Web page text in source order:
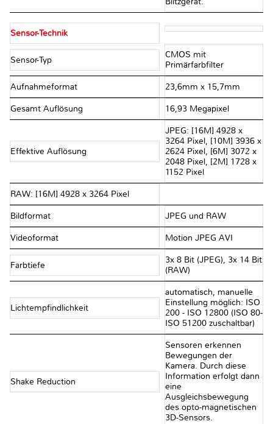
Sensor-Technik
Sensor-Typ
CMOS mit
Primärfarbfilter
Aufnahmeformat 23,6mm x 15,7mm
Gesamt Auflösung 16,93 Megapixel
Effektive Auflösung
JPEG: [16M] 4928 x
3264 Pixel, [10M] 3936 x
2624 Pixel, [6M] 3072 x
2048 Pixel, [2M] 1728 x
1152 Pixel
RAW: [16M] 4928 x 3264 Pixel
Bildformat JPEG und RAW
Videoformat Motion JPEG AVI
Farbtiefe
3x 8 Bit (JPEG), 3x 14 Bit
(RAW)
Lichtempfindlichkeit
automatisch, manuelle
Einstellung möglich: ISO
200 - ISO 12800 (ISO 80-
ISO 51200 zuschaltbar)
Shake Reduction
Sensoren erkennen
Bewegungen der
Kamera. Durch diese
Information erfolgt dann
eine
Ausgleichsbewegung
des opto-magnetischen
3D-Sensors.